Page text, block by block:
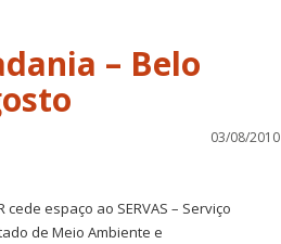
– Belo
03/08/2010
espaço ao SERVAS – Serviço
de Meio Ambiente e